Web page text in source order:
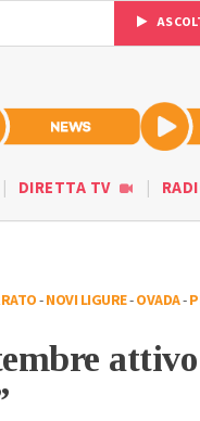
DIRETTA TV
-NOVI LIGURE-OVADA-